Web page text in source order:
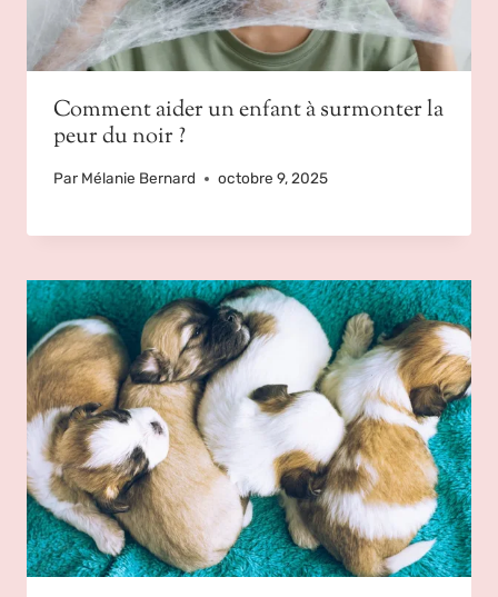
Comment aider un enfant à surmonter la
peur du noir ?
Par Mélanie Bernard octobre 9, 2025